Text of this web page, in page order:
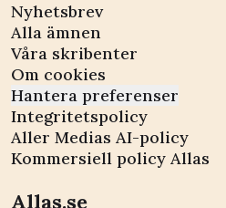
Nyhetsbrev
Alla ämnen
Våra skribenter
Om cookies
Hantera preferenser
Integritetspolicy
Aller Medias AI-policy
Kommersiell policy Allas
Allas.se